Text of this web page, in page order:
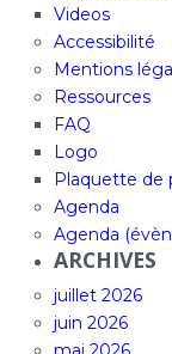
Videos
Accessibilité
Mentions
Ressources
FAQ
Logo
Plaquette de
Agenda
Agenda
ARCHIVES
juillet 2026
juin 2026